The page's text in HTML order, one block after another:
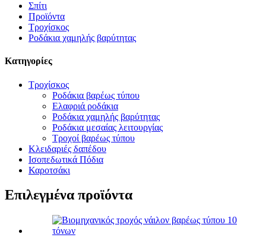
Σπίτι
Προϊόντα
Τροχίσκος
Ροδάκια χαμηλής βαρύτητας
Κατηγορίες
Τροχίσκος
Ροδάκια βαρέως τύπου
Ελαφριά ροδάκια
Ροδάκια χαμηλής βαρύτητας
Ροδάκια μεσαίας λειτουργίας
Τροχοί βαρέως τύπου
Κλειδαριές δαπέδου
Ισοπεδωτικά Πόδια
Καροτσάκι
Επιλεγμένα προϊόντα